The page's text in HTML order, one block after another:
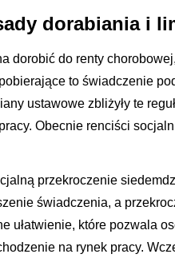
dorabiania i
dorobić do renty
to świadczenie
ustawowe zbliżyły te
Obecnie renciści
przekroczenie
świadczenia, a
ułatwienie, które pozwala
na rynek pracy.